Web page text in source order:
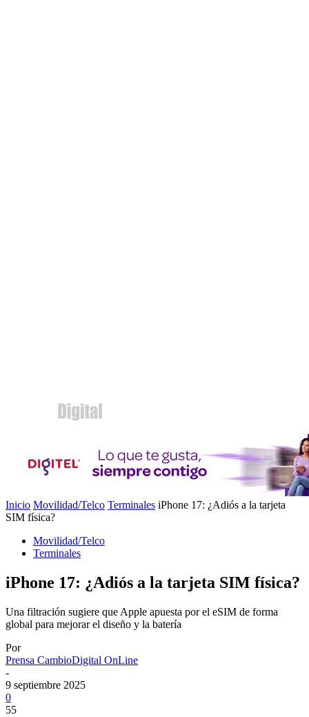
Inicio Movilidad/Telco Terminales iPhone 17: ¿Adiós a la tarjeta
SIM física?
Movilidad/Telco
Terminales
iPhone 17: ¿Adiós a la tarjeta SIM física?
Una filtración sugiere que Apple apuesta por el eSIM de forma
global para mejorar el diseño y la batería
Por
Prensa CambioDigital OnLine
-
9 septiembre 2025
0
55